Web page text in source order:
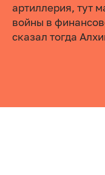
артиллерия, тут
войны в
сказал тогда